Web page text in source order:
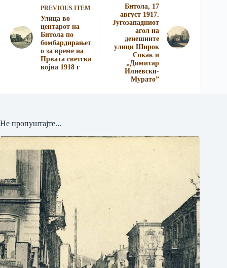
PREVIOUS ITEM
Улица во
центарот на
Битола по
бомбардирањет
о за време на
Првата светска
војна 1918 г
Битола, 17
август 1917.
Југозападниот
агол на
денешните
улици Широк
Сокак и
„Димитар
Илиевски-
Мурато”
Не пропуштајте...